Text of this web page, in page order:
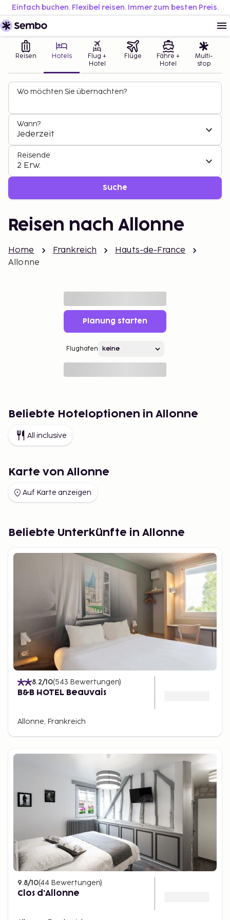
Einfach buchen. Flexibel reisen. Immer zum besten Preis.
Reisen Hotels
Flug +
Hotel
Flüge
Fähre +
Hotel
Multi-
stop
Wo möchten Sie übernachten?
Wann?
Jederzeit
Reisende
2 Erw.
Suche
Reisen nach Allonne
Home Frankreich
Hauts-de-France
Allonne
Planung starten
Flughafen
Beliebte Hoteloptionen in Allonne
All inclusive
Karte von Allonne
Auf Karte anzeigen
Beliebte Unterkünfte in Allonne
8.2/10(543 Bewertungen)
B&B HOTEL Beauvais
Allonne, Frankreich
9.8/10(44 Bewertungen)
Clos d'Allonne